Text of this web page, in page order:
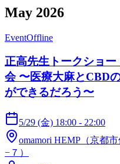
May 2026
EventOffline
正高先生トークショ
会 〜医療大麻とCBD
ができるだろう〜
5/29 (金) 18:00 - 22:00
omamori HEMP（京都
−７）